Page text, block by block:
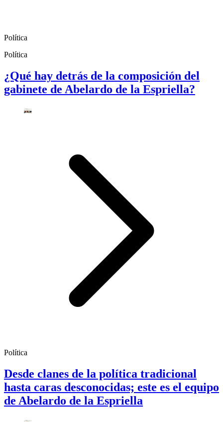
Política
Política
¿Qué hay detrás de la composición del
gabinete de Abelardo de la Espriella?
Política
Desde clanes de la política tradicional
hasta caras desconocidas; este es el equipo
de Abelardo de la Espriella